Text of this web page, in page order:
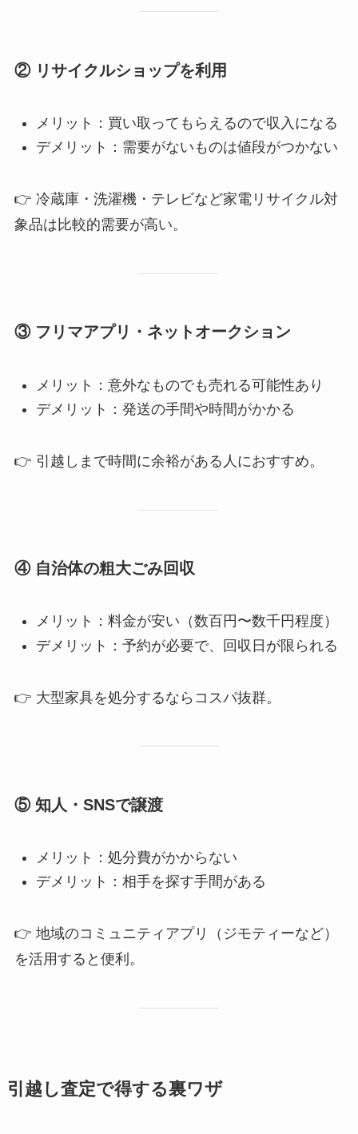
② リサイクルショップを利用
メリット：買い取ってもらえるので収入になる
デメリット：需要がないものは値段がつかない
👉 冷蔵庫・洗濯機・テレビなど家電リサイクル対
象品は比較的需要が高い。
③ フリマアプリ・ネットオークション
メリット：意外なものでも売れる可能性あり
デメリット：発送の手間や時間がかかる
👉 引越しまで時間に余裕がある人におすすめ。
④ 自治体の粗大ごみ回収
メリット：料金が安い（数百円〜数千円程度）
デメリット：予約が必要で、回収日が限られる
👉 大型家具を処分するならコスパ抜群。
⑤ 知人・SNSで譲渡
メリット：処分費がかからない
デメリット：相手を探す手間がある
👉 地域のコミュニティアプリ（ジモティーなど）
を活用すると便利。
引越し査定で得する裏ワザ